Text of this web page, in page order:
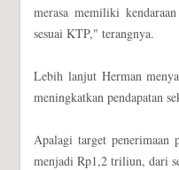
merasa memiliki
sesuai KTP," terangnya.
Lebih lanjut Herman
meningkatkan pendapatan
Apalagi target penerimaan
menjadi Rp1,2 triliun, dari